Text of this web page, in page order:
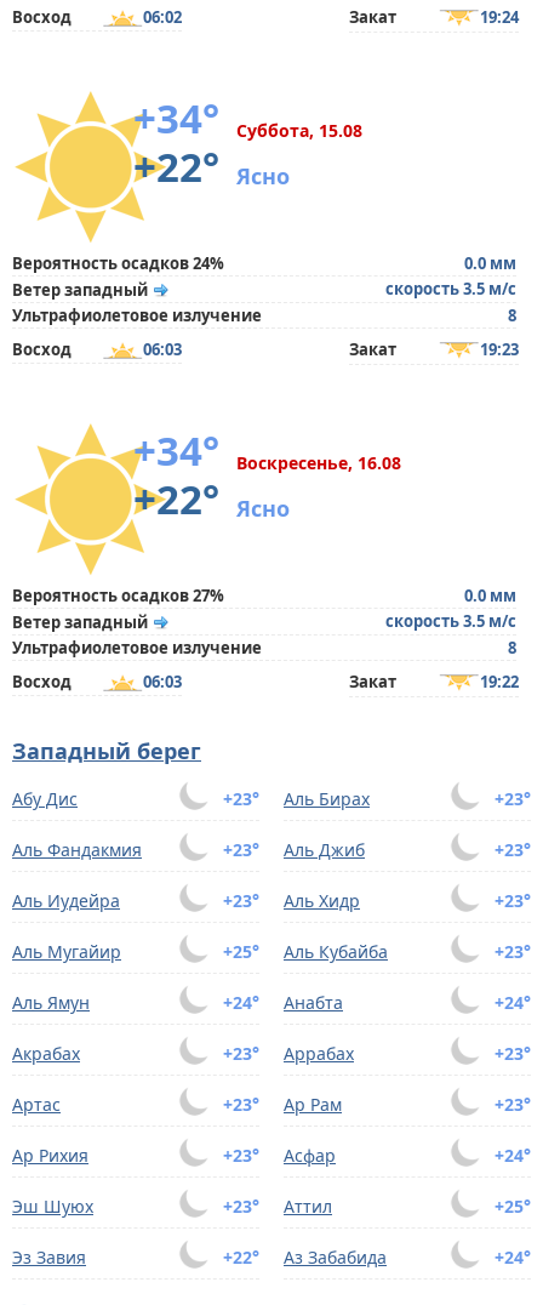
Восход
06:02 Закат 19:24
+34°
+22°
Суббота, 15.08
Ясно
Вероятность осадков 24%
0.0 мм
Ветер западный
скорость 3.5 м/с
Ультрафиолетовое излучение
8
Восход
06:03 Закат 19:23
+34°
+22°
Воскресенье, 16.08
Ясно
Вероятность осадков 27%
0.0 мм
Ветер западный
скорость 3.5 м/с
Ультрафиолетовое излучение
8
Восход
06:03 Закат 19:22
Западный берег
+23°
Абу Дис +23°
Аль Бирах
+23°
Аль Фандакмия +23°
Аль Джиб
+23°
Аль Иудейра +23°
Аль Хидр
+25°
Аль Мугайир +23°
Аль Кубайба
+24°
Аль Ямун +24°
Анабта
+23°
Акрабах +23°
Аррабах
+23°
Артас +23°
Ар Рам
+23°
Ар Рихия +24°
Асфар
+23°
Эш Шуюх +25°
Аттил
+22°
Эз Завия +24°
Аз Забабида